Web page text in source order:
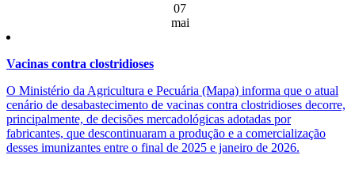
07
mai
Vacinas contra clostridioses
O Ministério da Agricultura e Pecuária (Mapa) informa que o atual
cenário de desabastecimento de vacinas contra clostridioses decorre,
principalmente, de decisões mercadológicas adotadas por
fabricantes, que descontinuaram a produção e a comercialização
desses imunizantes entre o final de 2025 e janeiro de 2026.